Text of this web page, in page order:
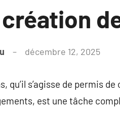
décembre 12, 2025
qu’il s’agisse de permis
est une tâche